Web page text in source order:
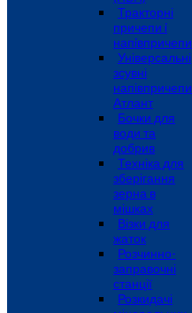
Тракторні
причепи i
напiвпричепи
Універсальні
зсувні
напівпричепи
Атлант
Бочки для
води та
добрив
Техніка для
зберігання
зерна в
мішках
Візки для
жаток
Розчинно-
заправочні
станції
Розкидачі